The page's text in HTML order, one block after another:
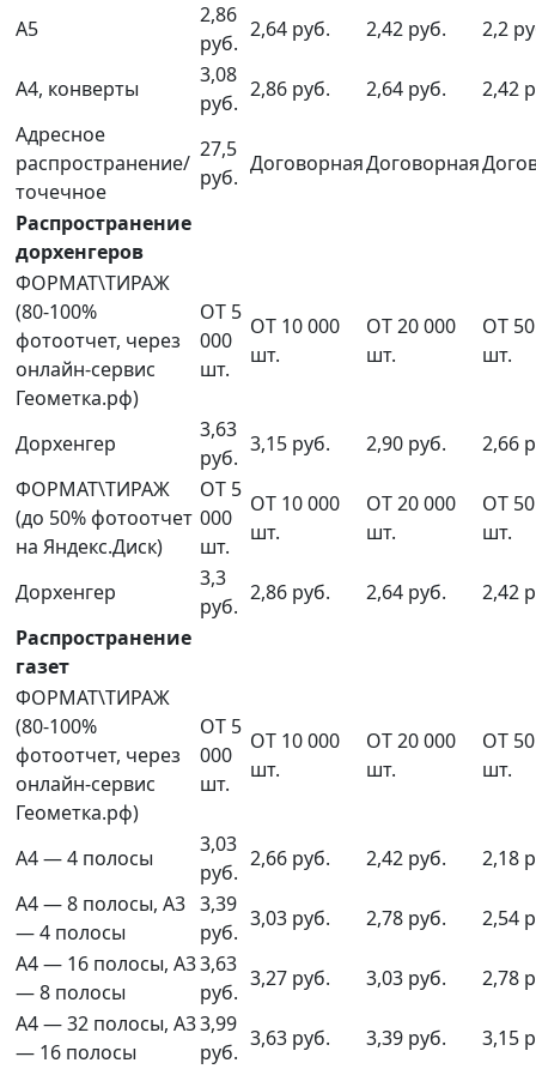
А5
2,86
руб.
2,64 руб. 2,42 руб. 2,2
А4, конверты
3,08
руб.
2,86 руб. 2,64 руб.
2,42
Адресное
распространение/
точечное
27,5
руб.
ДоговорнаяДоговорная
Распространение
дорхенгеров
ФОРМАТ\ТИРАЖ
(80-100%
фотоотчет, через
онлайн-сервис
Геометка.рф)
ОТ 5
000
шт.
ОТ 10 000
шт.
ОТ 20 000
шт.
ОТ
шт.
Дорхенгер
3,63
руб.
3,15 руб. 2,90 руб.
2,66
ФОРМАТ\ТИРАЖ
(до 50% фотоотчет
на Яндекс.Диск)
ОТ 5
000
шт.
ОТ 10 000
шт.
ОТ 20 000
шт.
ОТ
шт.
Дорхенгер
3,3
руб.
2,86 руб. 2,64 руб.
2,42
Распространение
газет
ФОРМАТ\ТИРАЖ
(80-100%
фотоотчет, через
онлайн-сервис
Геометка.рф)
ОТ 5
000
шт.
ОТ 10 000
шт.
ОТ 20 000
шт.
ОТ
шт.
А4 — 4 полосы
3,03
руб.
2,66 руб. 2,42 руб.
2,18
А4 — 8 полосы, А3
— 4 полосы
3,39
руб.
3,03 руб. 2,78 руб.
2,54
А4 — 16 полосы, А3
— 8 полосы
3,63
руб.
3,27 руб. 3,03 руб.
2,78
А4 — 32 полосы, А3
— 16 полосы
3,99
руб.
3,63 руб. 3,39 руб.
3,15